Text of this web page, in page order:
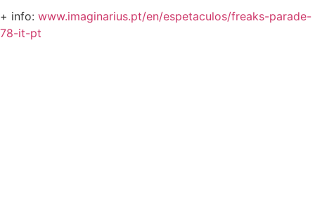
+ info: www.imaginarius.pt/en/espetaculos/freaks-parade-
78-it-pt